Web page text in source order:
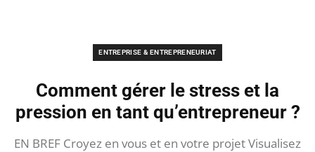
ENTREPRISE & ENTREPRENEURIAT
Comment gérer le stress et la
pression en tant qu’entrepreneur ?
EN BREF Croyez en vous et en votre projet Visualisez